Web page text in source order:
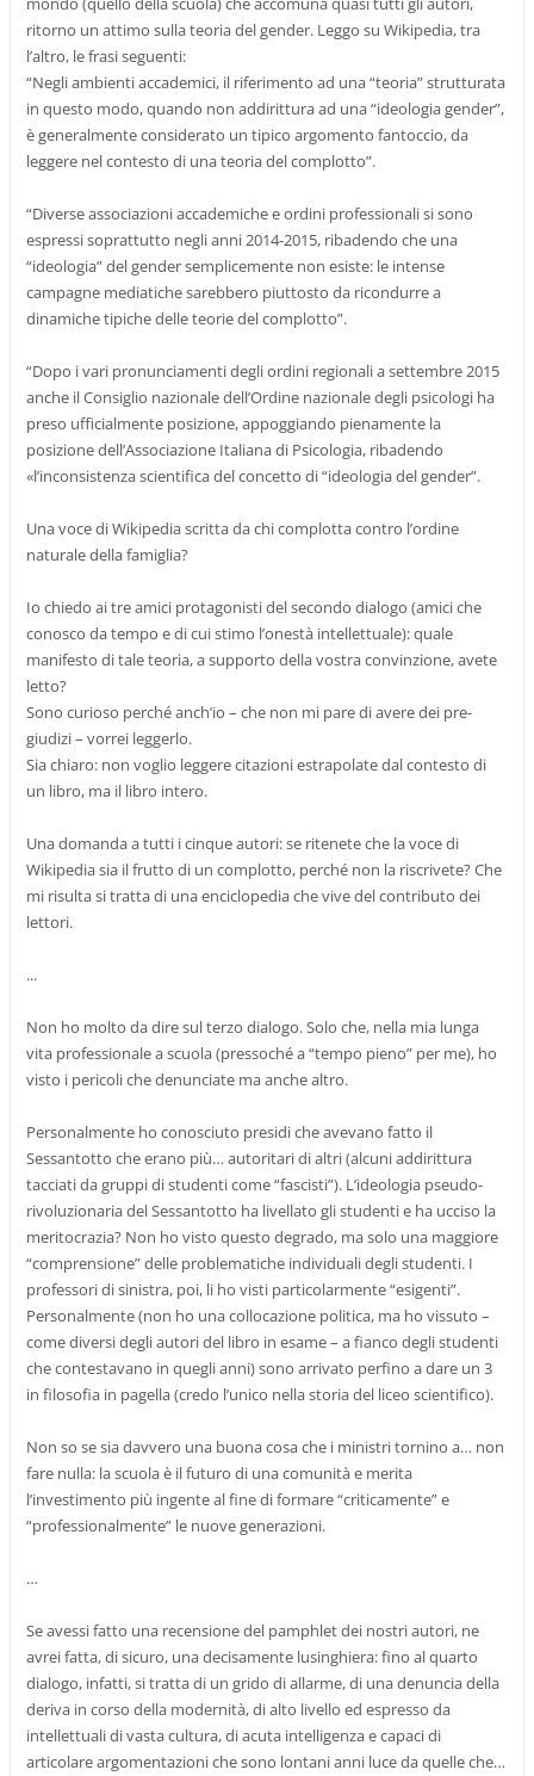
ritorno un attimo sulla teoria del gender. Leggo su Wikipedia, tra
l’altro, le frasi seguenti:
“Negli ambienti accademici, il riferimento ad una “teoria” strutturata
in questo modo, quando non addirittura ad una “ideologia gender”,
è generalmente considerato un tipico argomento fantoccio, da
leggere nel contesto di una teoria del complotto”.
“Diverse associazioni accademiche e ordini professionali si sono
espressi soprattutto negli anni 2014-2015, ribadendo che una
“ideologia” del gender semplicemente non esiste: le intense
campagne mediatiche sarebbero piuttosto da ricondurre a
dinamiche tipiche delle teorie del complotto”.
“Dopo i vari pronunciamenti degli ordini regionali a settembre 2015
anche il Consiglio nazionale dell’Ordine nazionale degli psicologi ha
preso ufficialmente posizione, appoggiando pienamente la
posizione dell’Associazione Italiana di Psicologia, ribadendo
«l’inconsistenza scientifica del concetto di “ideologia del gender”.
Una voce di Wikipedia scritta da chi complotta contro l’ordine
naturale della famiglia?
Io chiedo ai tre amici protagonisti del secondo dialogo (amici che
conosco da tempo e di cui stimo l’onestà intellettuale): quale
manifesto di tale teoria, a supporto della vostra convinzione, avete
letto?
Sono curioso perché anch’io – che non mi pare di avere dei pre-
giudizi – vorrei leggerlo.
Sia chiaro: non voglio leggere citazioni estrapolate dal contesto di
un libro, ma il libro intero.
Una domanda a tutti i cinque autori: se ritenete che la voce di
Wikipedia sia il frutto di un complotto, perché non la riscrivete? Che
mi risulta si tratta di una enciclopedia che vive del contributo dei
lettori.
...
Non ho molto da dire sul terzo dialogo. Solo che, nella mia lunga
vita professionale a scuola (pressoché a “tempo pieno” per me), ho
visto i pericoli che denunciate ma anche altro.
Personalmente ho conosciuto presidi che avevano fatto il
Sessantotto che erano più… autoritari di altri (alcuni addirittura
tacciati da gruppi di studenti come “fascisti”). L’ideologia pseudo-
rivoluzionaria del Sessantotto ha livellato gli studenti e ha ucciso la
meritocrazia? Non ho visto questo degrado, ma solo una maggiore
“comprensione” delle problematiche individuali degli studenti. I
professori di sinistra, poi, li ho visti particolarmente “esigenti”.
Personalmente (non ho una collocazione politica, ma ho vissuto –
come diversi degli autori del libro in esame – a fianco degli studenti
che contestavano in quegli anni) sono arrivato perfino a dare un 3
in filosofia in pagella (credo l’unico nella storia del liceo scientifico).
Non so se sia davvero una buona cosa che i ministri tornino a… non
fare nulla: la scuola è il futuro di una comunità e merita
l’investimento più ingente al fine di formare “criticamente” e
“professionalmente” le nuove generazioni.
…
Se avessi fatto una recensione del pamphlet dei nostri autori, ne
avrei fatta, di sicuro, una decisamente lusinghiera: fino al quarto
dialogo, infatti, si tratta di un grido di allarme, di una denuncia della
deriva in corso della modernità, di alto livello ed espresso da
intellettuali di vasta cultura, di acuta intelligenza e capaci di
articolare argomentazioni che sono lontani anni luce da quelle che…